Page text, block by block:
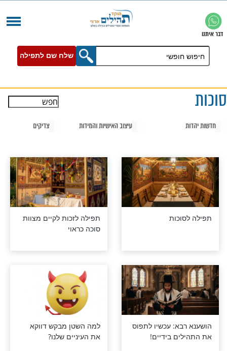
שלח שם לתפילה
עיצוב האישיות והמידות צדיקים
תפילה לזכות לקיים מצוות
סוכה כראוי